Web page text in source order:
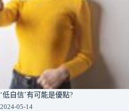
‘低自信’有可能是優點?
2024-05-14